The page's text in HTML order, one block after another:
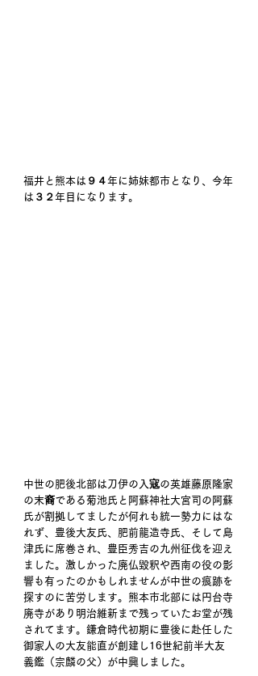
福井と熊本は９４年に姉妹都市となり、今年
は３２年目になります。
中世の肥後北部は刀伊の入寇の英雄藤原隆家
の末裔である菊池氏と阿蘇神社大宮司の阿蘇
氏が割拠してましたが何れも統一勢力にはな
れず、豊後大友氏、肥前龍造寺氏、そして島
津氏に席巻され、豊臣秀吉の九州征伐を迎え
ました。激しかった廃仏毀釈や西南の役の影
響も有ったのかもしれませんが中世の痕跡を
探すのに苦労します。熊本市北部には円台寺
廃寺があり明治維新まで残っていたお堂が残
されてます。鎌倉時代初期に豊後に赴任した
御家人の大友能直が創建し16世紀前半大友
義鑑（宗麟の父）が中興しました。